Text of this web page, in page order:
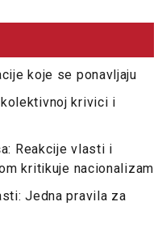
koje se ponavljaju
krivici i
Reakcije vlasti i
kritikuje nacionalizam
Jedna pravila za